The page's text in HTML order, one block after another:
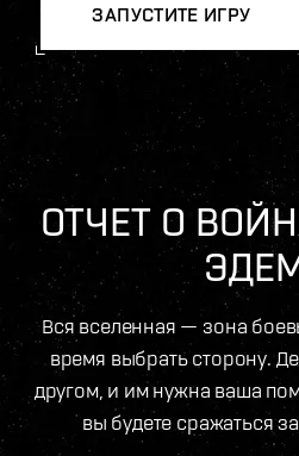
ЗАПУСТИТЕ ИГРУ
ОТЧЕТ О
Вся вселенная — зона
время выбрать сторону.
другом, и им нужна ваша
вы будете сражаться